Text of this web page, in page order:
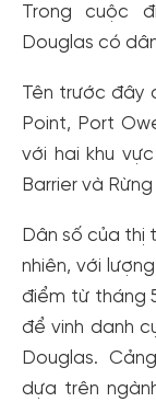
Trong cuộc
Douglas có
Tên trước đây
Point, Port
với hai khu
Barrier và
Dân số của
nhiên, với
điểm từ tháng
để vinh danh
Douglas.
dựa trên